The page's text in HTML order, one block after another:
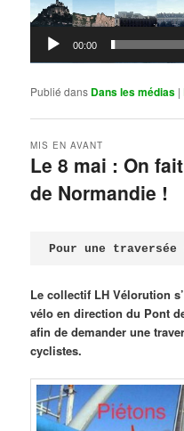
00:00
Publié dans Dans les médias |
Le 8 mai : On
de Normandie !
MIS EN AVANT
Pour une
Le collectif LH Vélorution
vélo en direction du Pont
afin de demander une
cyclistes.